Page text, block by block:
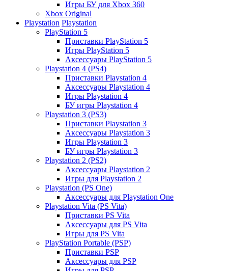
Игры БУ для Xbox 360
Xbox Original
Playstation Playstation
PlayStation 5
Приставки PlayStation 5
Игры PlayStation 5
Аксессуары PlayStation 5
Playstation 4 (PS4)
Приставки Playstation 4
Аксессуары Playstation 4
Игры Playstation 4
БУ игры Playstation 4
Playstation 3 (PS3)
Приставки Playstation 3
Аксессуары Playstation 3
Игры Playstation 3
БУ игры Playstation 3
Playstation 2 (PS2)
Аксессуары Playstation 2
Игры для Playstation 2
Playstation (PS One)
Аксессуары для Playstation One
Playstation Vita (PS Vita)
Приставки PS Vita
Аксессуары для PS Vita
Игры для PS Vita
PlayStation Portable (PSP)
Приставки PSP
Аксессуары для PSP